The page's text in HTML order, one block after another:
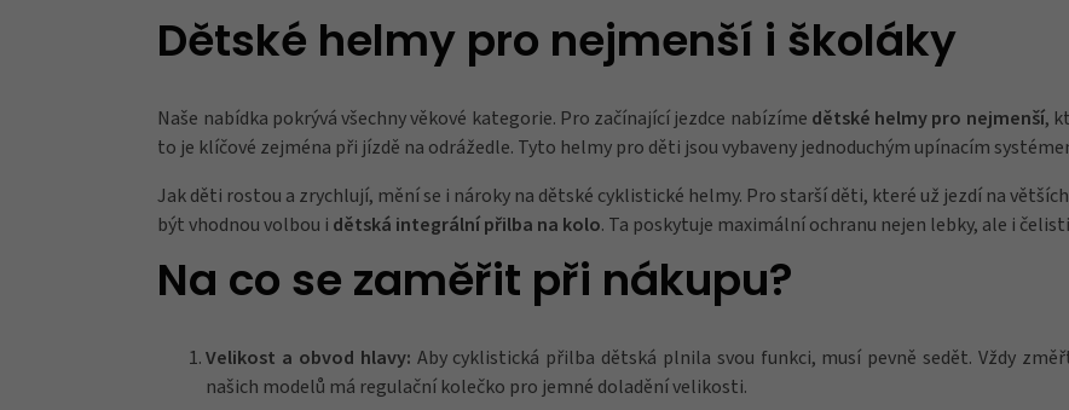
Dětské helmy pro nejmenší i školáky
Naše nabídka pokrývá všechny věkové kategorie. Pro začínající jezdce nabízíme dětské helmy pro nejmenší,
to je klíčové zejména při jízdě na odrážedle. Tyto helmy pro děti jsou vybaveny jednoduchým upínacím
Jak děti rostou a zrychlují, mění se i nároky na dětské cyklistické helmy. Pro starší děti, které už jezdí na
být vhodnou volbou i dětská integrální přilba na kolo. Ta poskytuje maximální ochranu nejen lebky, ale i
Na co se zaměřit při nákupu?
Velikost a obvod hlavy: Aby cyklistická přilba dětská plnila svou funkci, musí pevně sedět. Vždy
našich modelů má regulační kolečko pro jemné doladění velikosti.